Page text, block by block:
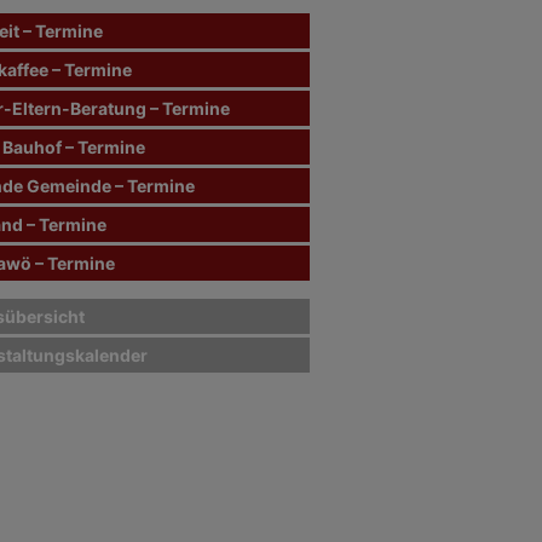
– Termine
– Termine
Eltern-Beratung – Termine
– Termine
Gemeinde – Termine
– Termine
– Termine